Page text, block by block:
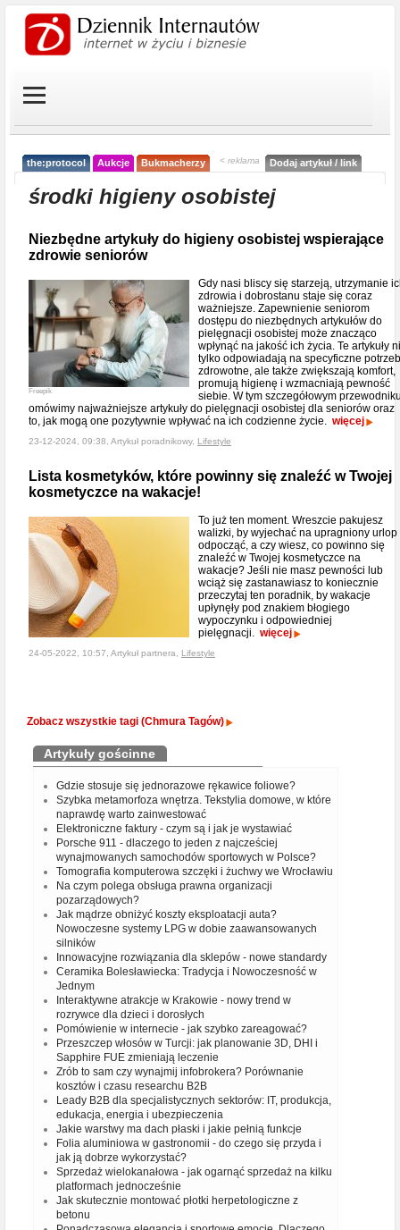
the:protocol Aukcje Bukmacherzy < reklama Dodaj artykuł / link
środki higieny osobistej
Niezbędne artykuły do higieny osobistej wspierające
zdrowie seniorów
Freepik
Gdy nasi bliscy się starzeją, utrzymanie
zdrowia i dobrostanu staje się coraz
ważniejsze. Zapewnienie seniorom
dostępu do niezbędnych artykułów do
pielęgnacji osobistej może znacząco
wpłynąć na jakość ich życia. Te artykuły
tylko odpowiadają na specyficzne
zdrowotne, ale także zwiększają komfort,
promują higienę i wzmacniają pewność
siebie. W tym szczegółowym
omówimy najważniejsze artykuły do pielęgnacji osobistej dla seniorów oraz
to, jak mogą one pozytywnie wpływać na ich codzienne życie. więcej
23-12-2024, 09:38, Artykuł poradnikowy, Lifestyle
Lista kosmetyków, które powinny się znaleźć w Twojej
kosmetyczce na wakacje!
To już ten moment. Wreszcie pakujesz
walizki, by wyjechać na upragniony urlop
odpocząć, a czy wiesz, co powinno się
znaleźć w Twojej kosmetyczce na
wakacje? Jeśli nie masz pewności lub
wciąż się zastanawiasz to koniecznie
przeczytaj ten poradnik, by wakacje
upłynęły pod znakiem błogiego
wypoczynku i odpowiedniej
pielęgnacji. więcej
24-05-2022, 10:57, Artykuł partnera, Lifestyle
Zobacz wszystkie tagi (Chmura Tagów)
Artykuły gościnne
Gdzie stosuje się jednorazowe rękawice foliowe?
Szybka metamorfoza wnętrza. Tekstylia domowe, w które
naprawdę warto zainwestować
Elektroniczne faktury - czym są i jak je wystawiać
Porsche 911 - dlaczego to jeden z najcześciej
wynajmowanych samochodów sportowych w Polsce?
Tomografia komputerowa szczęki i żuchwy we Wrocławiu
Na czym polega obsługa prawna organizacji
pozarządowych?
Jak mądrze obniżyć koszty eksploatacji auta?
Nowoczesne systemy LPG w dobie zaawansowanych
silników
Innowacyjne rozwiązania dla sklepów - nowe standardy
Ceramika Bolesławiecka: Tradycja i Nowoczesność w
Jednym
Interaktywne atrakcje w Krakowie - nowy trend w
rozrywce dla dzieci i dorosłych
Pomówienie w internecie - jak szybko zareagować?
Przeszczep włosów w Turcji: jak planowanie 3D, DHI i
Sapphire FUE zmieniają leczenie
Zrób to sam czy wynajmij infobrokera? Porównanie
kosztów i czasu researchu B2B
Leady B2B dla specjalistycznych sektorów: IT, produkcja,
edukacja, energia i ubezpieczenia
Jakie warstwy ma dach płaski i jakie pełnią funkcje
Folia aluminiowa w gastronomii - do czego się przyda i
jak ją dobrze wykorzystać?
Sprzedaż wielokanałowa - jak ogarnąć sprzedaż na kilku
platformach jednocześnie
Jak skutecznie montować płotki herpetologiczne z
betonu